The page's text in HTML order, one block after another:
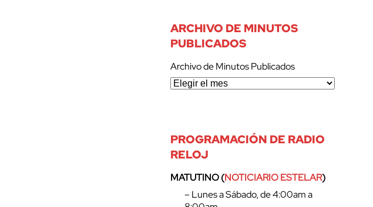
ARCHIVO DE MINUTOS
PUBLICADOS
Archivo de Minutos Publicados
PROGRAMACIÓN DE RADIO
RELOJ
MATUTINO (NOTICIARIO ESTELAR)
– Lunes a Sábado, de 4:00am a